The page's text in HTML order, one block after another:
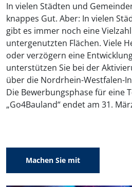
In vielen Städten und
knappes Gut. Aber: In vielen
gibt es immer noch eine
untergenutzten Flächen. Viele
oder verzögern eine
unterstützen Sie bei der
über die Nordrhein-Westfalen-
Die Bewerbungsphase für eine
„Go4Bauland“ endet am 31.
Machen Sie mit